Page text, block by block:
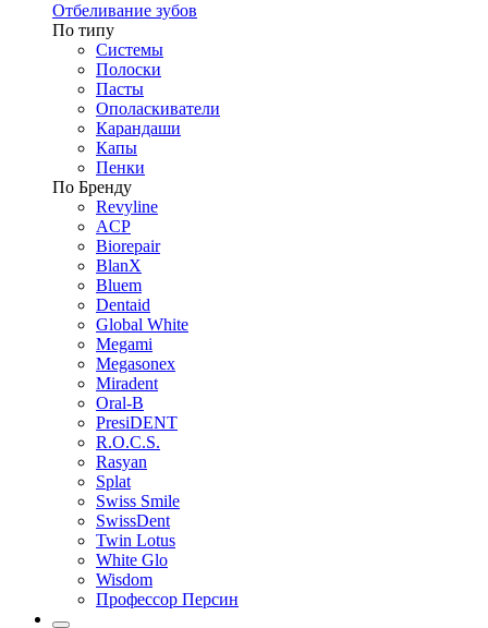
Отбеливание зубов
По типу
Системы
Полоски
Пасты
Ополаскиватели
Карандаши
Капы
Пенки
По Бренду
Revyline
ACP
Biorepair
BlanX
Bluem
Dentaid
Global White
Megami
Megasonex
Miradent
Oral-B
PresiDENT
R.O.C.S.
Rasyan
Splat
Swiss Smile
SwissDent
Twin Lotus
White Glo
Wisdom
Профессор Персин